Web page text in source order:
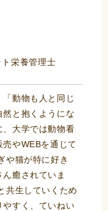
栄養管理士
動物も人と同じ
と抱くようにな
、大学では動物看
やWEBを通じて
や猫が特に好き
癒されていま
共生していくため
やすく、ていねい